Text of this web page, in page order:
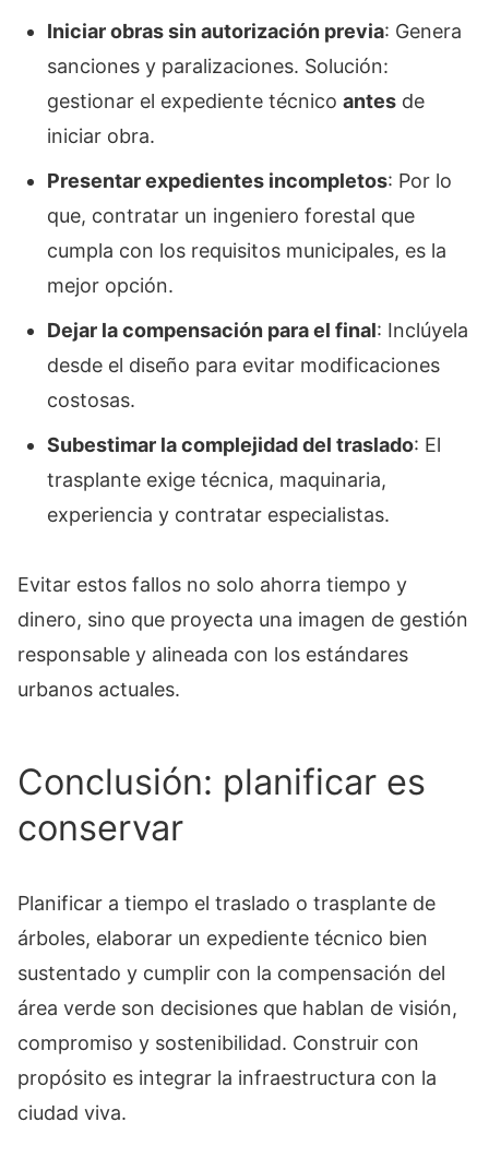
Iniciar obras sin autorización previa: Genera
sanciones y paralizaciones. Solución:
gestionar el expediente técnico antes de
iniciar obra.
Presentar expedientes incompletos: Por lo
que, contratar un ingeniero forestal que
cumpla con los requisitos municipales, es la
mejor opción.
Dejar la compensación para el final: Inclúyela
desde el diseño para evitar modificaciones
costosas.
Subestimar la complejidad del traslado: El
trasplante exige técnica, maquinaria,
experiencia y contratar especialistas.
Evitar estos fallos no solo ahorra tiempo y
dinero, sino que proyecta una imagen de gestión
responsable y alineada con los estándares
urbanos actuales.
Conclusión: planificar es
conservar
Planificar a tiempo el traslado o trasplante de
árboles, elaborar un expediente técnico bien
sustentado y cumplir con la compensación del
área verde son decisiones que hablan de visión,
compromiso y sostenibilidad. Construir con
propósito es integrar la infraestructura con la
ciudad viva.